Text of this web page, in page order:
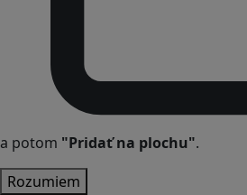
a potom "Pridať na plochu".
Rozumiem